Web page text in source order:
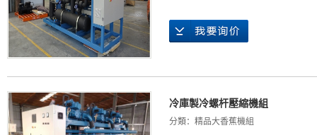
冷庫製冷螺杆壓縮機組
分類： 精品大香蕉機組